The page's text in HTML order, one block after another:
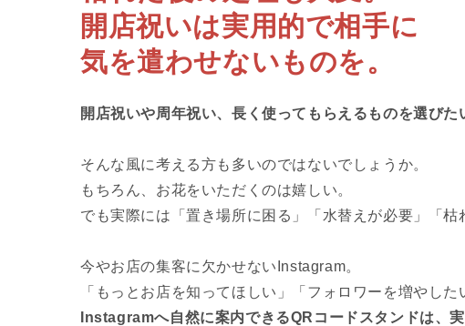
開店祝いは実用的で相手に
気を遣わせないものを。
開店祝いや周年祝い、長く使ってもらえるものを選びた
そんな風に考える方も多いのではないでしょうか。
もちろん、お花をいただくのは嬉しい。
でも実際には「置き場所に困る」「水替えが必要」「
今やお店の集客に欠かせないInstagram。
「もっとお店を知ってほしい」「フォロワーを増やし
Instagramへ自然に案内できるQRコードスタンドは、